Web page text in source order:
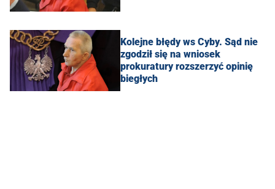
Kolejne błędy ws Cyby. Sąd nie
zgodził się na wniosek
prokuratury rozszerzyć opinię
biegłych